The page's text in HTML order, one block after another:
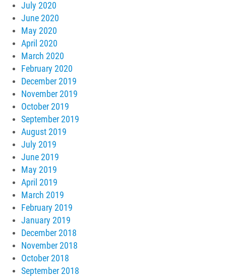
July 2020
June 2020
May 2020
April 2020
March 2020
February 2020
December 2019
November 2019
October 2019
September 2019
August 2019
July 2019
June 2019
May 2019
April 2019
March 2019
February 2019
January 2019
December 2018
November 2018
October 2018
September 2018